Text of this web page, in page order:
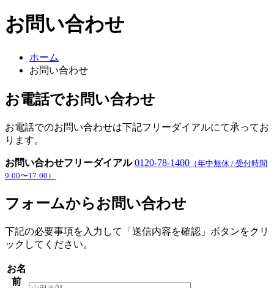
お問い合わせ
ホーム
お問い合わせ
お電話でお問い合わせ
お電話でのお問い合わせは下記フリーダイアルにて承ってお
ります。
お問い合わせフリーダイアル 0120-78-1400 （年中無休 / 受付時間
9:00〜17:00）
フォームからお問い合わせ
下記の必要事項を入力して「送信内容を確認」ボタンをクリ
ックしてください。
お名
前